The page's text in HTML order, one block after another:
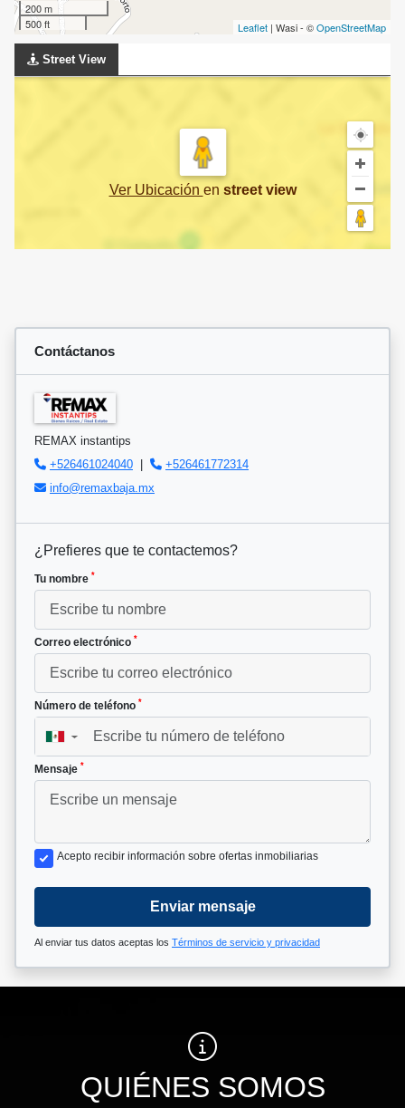
200 m
500 ft
Leaflet | Wasi - ©OpenStreetMap
Street View
Ver Ubicación en street view
Contáctanos
REMAX instantips
+526461024040 |
+526461772314
info@remaxbaja.mx
¿Prefieres que te contactemos?
Tu nombre *
Correo electrónico *
Número de teléfono *
▼
Mensaje *
Acepto recibir información sobre ofertas inmobiliarias
Enviar mensaje
Al enviar tus datos aceptas los Términos de servicio y privacidad
QUIÉNES SOMOS